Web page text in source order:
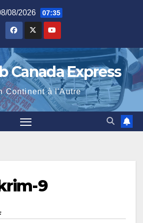
08/2026 07:35
Canada Express
Continent à l'Autre
9